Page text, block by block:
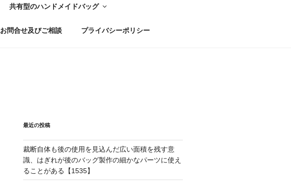
共有型のハンドメイドバッグ
お問合せ及びご相談 プライバシーポリシー
最近の投稿
裁断自体も後の使用を見込んだ広い面積を残す意
識、はぎれが後のバッグ製作の細かなパーツに使え
ることがある【1535】